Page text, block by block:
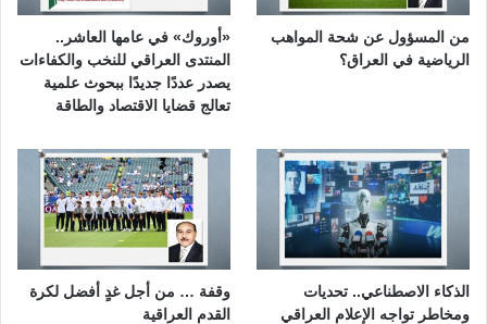
من المسؤول عن شحة المواهب
الرياضية في العراق؟
«أوروك» في عامها العاشر..
المنتدى العراقي للنخب والكفاءات
يصدر عددًا جديدًا ببحوث علمية
تعالج قضايا الاقتصاد والطاقة
الذكاء الاصطناعي.. تحديات
ومخاطر تواجه الإعلام العراقي
وقفة … من أجل غدٍ أفضل لكرة
القدم العراقية